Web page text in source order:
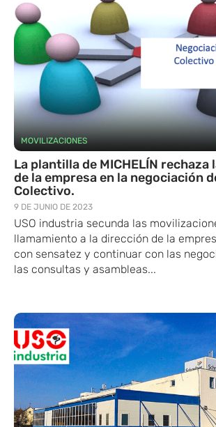
MOVILIZACIONES
La plantilla de MICHELÍN
de la empresa en la negociación
Colectivo.
9 DE JUNIO DE 2023
USO industria secunda las
llamamiento a la dirección de la
con sensatez y continuar con las
las consultas y asambleas...